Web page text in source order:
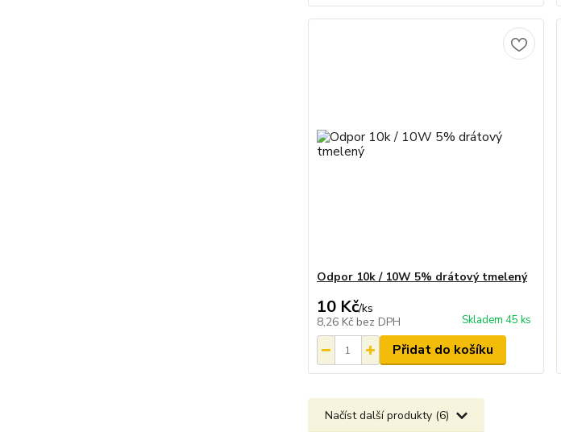
Odpor 10k / 10W 5% drátový tmelený
10 Kč/ks
8,26 Kč bez DPH Skladem 45 ks
Přidat do košíku
Načíst další produkty (6)